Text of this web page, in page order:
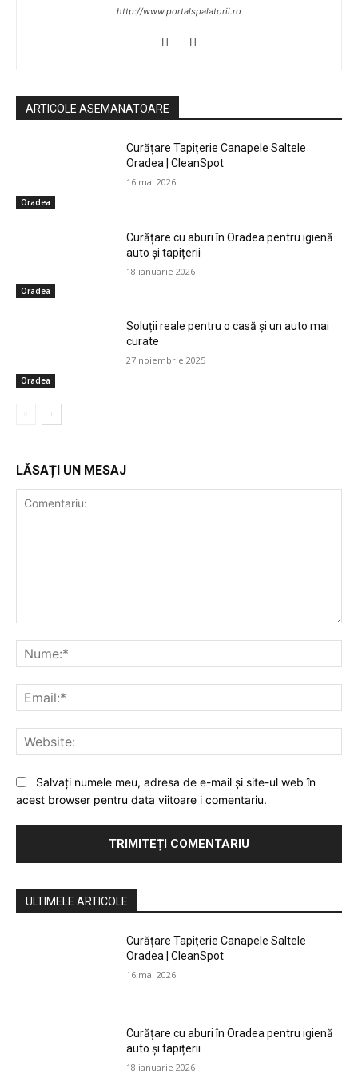
http://www.portalspalatorii.ro
ARTICOLE ASEMANATOARE
Oradea
Curățare Tapițerie Canapele Saltele
Oradea | CleanSpot
16 mai 2026
Oradea
Curățare cu aburi în Oradea pentru igienă
auto și tapițerii
18 ianuarie 2026
Oradea
Soluții reale pentru o casă și un auto mai
curate
27 noiembrie 2025
LĂSAȚI UN MESAJ
Salvați numele meu, adresa de e-mail și site-ul web în
acest browser pentru data viitoare i comentariu.
ULTIMELE ARTICOLE
Curățare Tapițerie Canapele Saltele
Oradea | CleanSpot
16 mai 2026
Curățare cu aburi în Oradea pentru igienă
auto și tapițerii
18 ianuarie 2026